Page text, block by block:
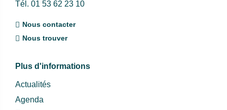
Tél. 01 53 62 23 10
Nous contacter
Nous trouver
Plus d'informations
Actualités
Agenda